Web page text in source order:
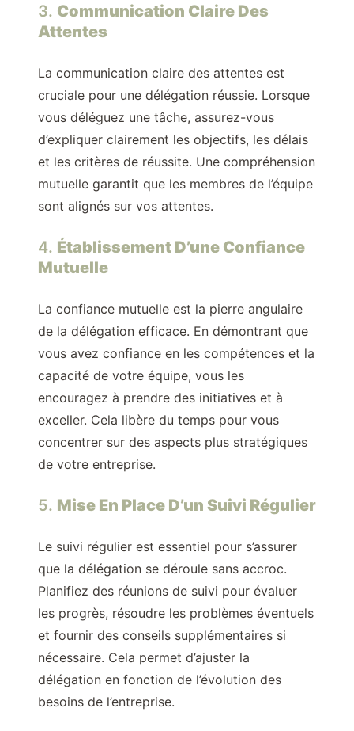
3. Communication Claire Des
Attentes
La communication claire des attentes est
cruciale pour une délégation réussie. Lorsque
vous déléguez une tâche, assurez-vous
d’expliquer clairement les objectifs, les délais
et les critères de réussite. Une compréhension
mutuelle garantit que les membres de l’équipe
sont alignés sur vos attentes.
4. Établissement D’une Confiance
Mutuelle
La confiance mutuelle est la pierre angulaire
de la délégation efficace. En démontrant que
vous avez confiance en les compétences et la
capacité de votre équipe, vous les
encouragez à prendre des initiatives et à
exceller. Cela libère du temps pour vous
concentrer sur des aspects plus stratégiques
de votre entreprise.
5. Mise En Place D’un Suivi Régulier
Le suivi régulier est essentiel pour s’assurer
que la délégation se déroule sans accroc.
Planifiez des réunions de suivi pour évaluer
les progrès, résoudre les problèmes éventuels
et fournir des conseils supplémentaires si
nécessaire. Cela permet d’ajuster la
délégation en fonction de l’évolution des
besoins de l’entreprise.